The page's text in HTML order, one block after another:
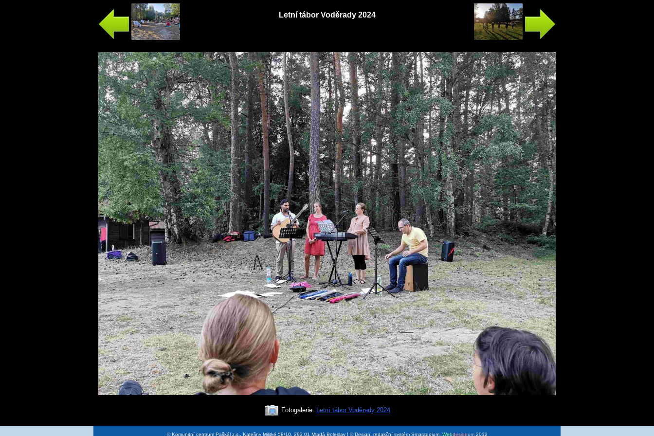
Letní tábor Voděrady 2024
Fotogalerie: Letní tábor Voděrady 2024
© Komunitní centrum Paškál z.s., Kateřiny Militké 58/10, 293 01 Mladá Boleslav | © Design, redakční systém Smaragdium: Webdesignum2012